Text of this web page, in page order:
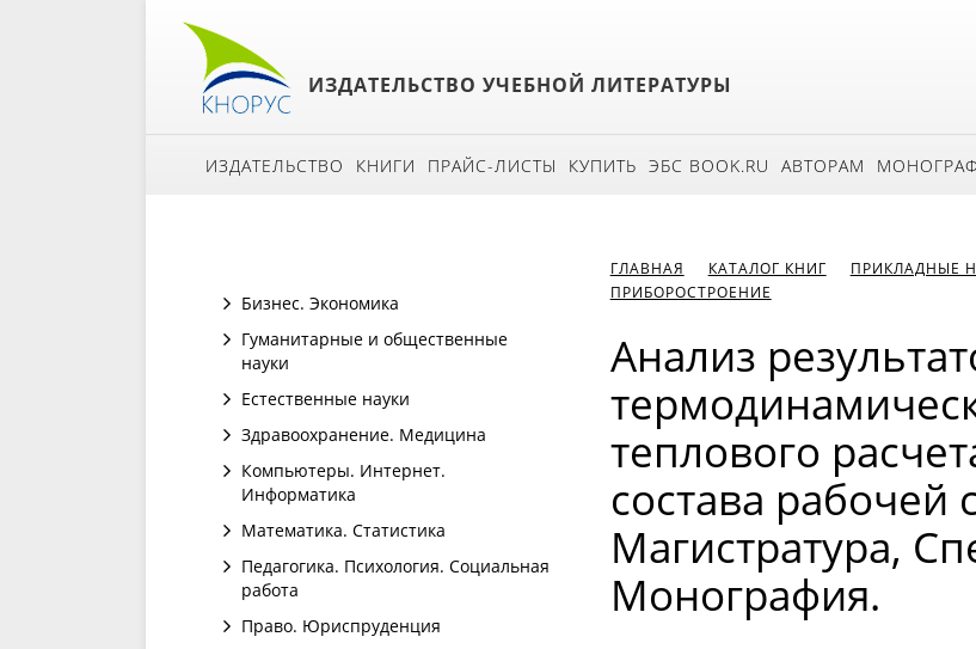
ИЗДАТЕЛЬСТВО УЧЕБНОЙ ЛИТЕРАТУРЫ
ИЗДАТЕЛЬСТВО КНИГИ ПРАЙС-ЛИСТЫ КУПИТЬ ЭБС BOOK.RU АВТОРАМ
Бизнес. Экономика
Гуманитарные и общественные
науки
Естественные науки
Здравоохранение. Медицина
Компьютеры. Интернет.
Информатика
Математика. Статистика
Педагогика. Психология. Социальная
работа
Право. Юриспруденция
ГЛАВНАЯ КАТАЛОГ КНИГ ПРИКЛАДНЫЕ
ПРИБОРОСТРОЕНИЕ
Анализ
теплового
состава рабочей
Магистратура,
Монография.